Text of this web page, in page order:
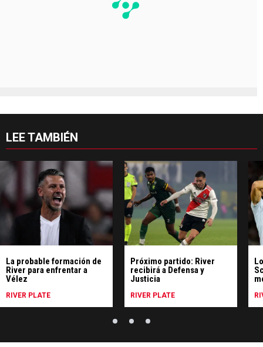
LEE TAMBIÉN
La probable formación de
River para enfrentar a
Vélez
RIVER PLATE
Próximo partido: River
recibirá a Defensa y
Justicia
RIVER PLATE